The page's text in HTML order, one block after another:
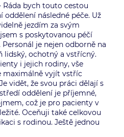
bych touto cestou
následné péče. Už
jezdím za svým
s poskytovanou péčí
je nejen odborně na
lidský, ochotný a vstřícný.
i jejich rodiny, vše
maximálně vyjít vstříc
vidět, že svou práci dělají s
oddělení je příjemné,
což je pro pacienty v
Oceňuji také celkovou
s rodinou. Ještě jednou